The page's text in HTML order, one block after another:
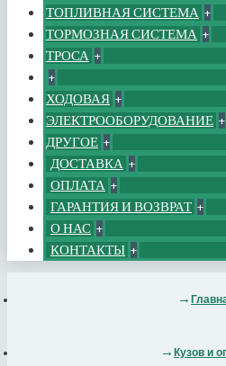
ТОПЛИВНАЯ СИСТЕМА +
ТОРМОЗНАЯ СИСТЕМА +
ТРОСА +
+
ХОДОВАЯ +
ЭЛЕКТРООБОРУДОВАНИЕ +
ДРУГОЕ +
ДОСТАВКА +
ОПЛАТА +
ГАРАНТИЯ И ВОЗВРАТ +
О НАС +
КОНТАКТЫ +
Кузов и